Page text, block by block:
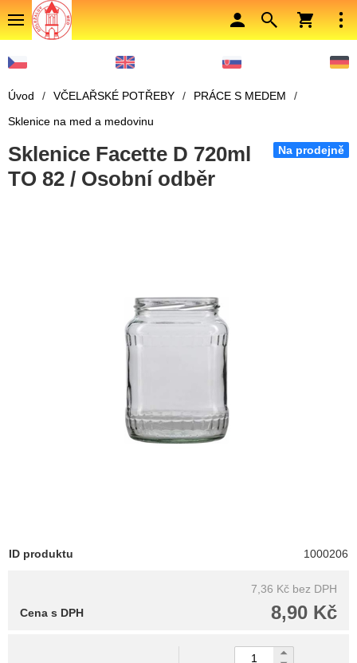
Úvod / VČELAŘSKÉ POTŘEBY / PRÁCE S MEDEM
/
Sklenice na med a medovinu
Na prodejně
Sklenice Facette D 720ml
TO 82 / Osobní odběr
ID produktu 1000206
7,36 Kč bez DPH
8,90 Kč
Cena s DPH